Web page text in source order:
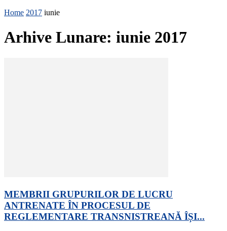
Home 2017 iunie
Arhive Lunare: iunie 2017
MEMBRII GRUPURILOR DE LUCRU
ANTRENATE ÎN PROCESUL DE
REGLEMENTARE TRANSNISTREANĂ ÎȘI...